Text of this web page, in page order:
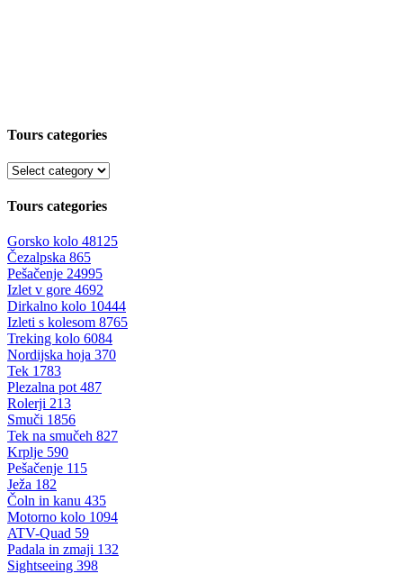
Tours categories
Tours categories
Gorsko kolo 48125
Čezalpska 865
Pešačenje 24995
Izlet v gore 4692
Dirkalno kolo 10444
Izleti s kolesom 8765
Treking kolo 6084
Nordijska hoja 370
Tek 1783
Plezalna pot 487
Rolerji 213
Smuči 1856
Tek na smučeh 827
Krplje 590
Pešačenje 115
Ježa 182
Čoln in kanu 435
Motorno kolo 1094
ATV-Quad 59
Padala in zmaji 132
Sightseeing 398